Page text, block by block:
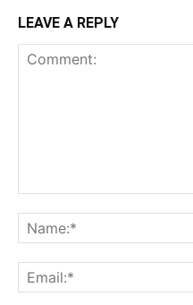
LEAVE A REPLY